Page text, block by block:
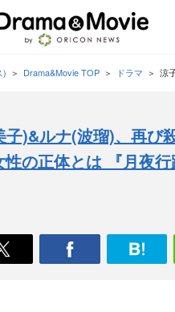
) Drama&Movie TOP ドラマ 涼
子)&ルナ(波瑠)、再び
性の正体とは 『月夜